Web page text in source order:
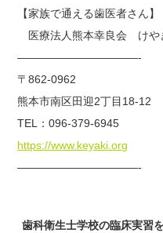
【家族で通える歯医者さん】
医療法人熊本幸良会 けや
———————————-
〒862-0962
熊本市南区田迎2丁目 18-12
TEL ：096-379-6945
https://www.keyaki.org
———————————-
歯科衛生士学校の臨床実習